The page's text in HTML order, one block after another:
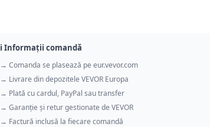
ℹ️ Informații comandă
→ Comanda se plasează pe eur.vevor.com
→ Livrare din depozitele VEVOR Europa
→ Plată cu cardul, PayPal sau transfer
→ Garanție și retur gestionate de VEVOR
→ Factură inclusă la fiecare comandă